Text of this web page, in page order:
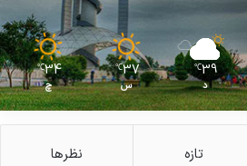
39
℃
د
37
℃
س
34
℃
چ
تازه نظرها